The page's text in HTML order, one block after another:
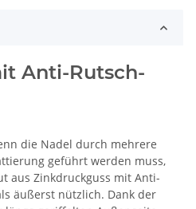
Anti-Rutsch-
die Nadel durch mehrere
geführt werden muss,
aus Zinkdruckguss mit Anti-
äußerst nützlich. Dank der